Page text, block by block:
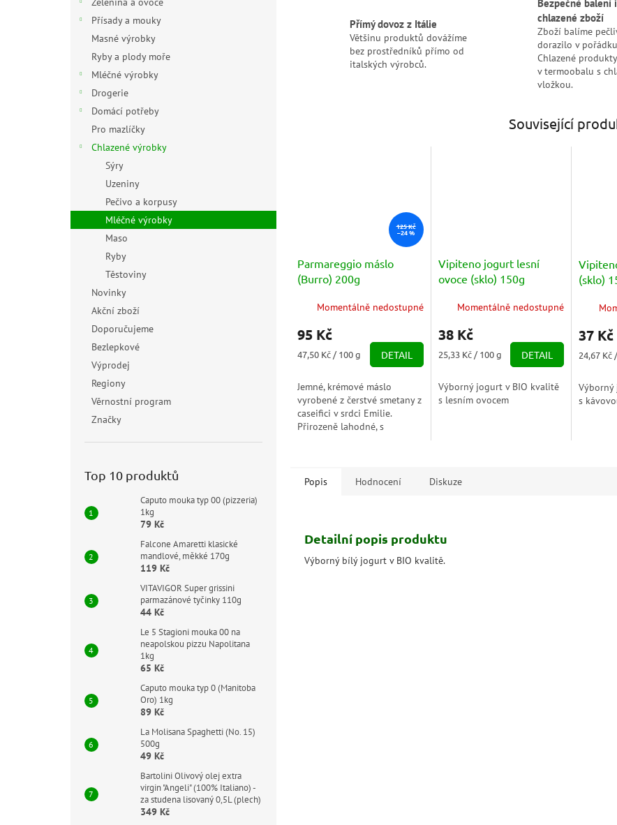
Přísady a mouky
Masné výrobky
Ryby a plody moře
Mléčné výrobky
Drogerie
Domácí potřeby
Pro mazlíčky
Chlazené výrobky
Sýry
Uzeniny
Pečivo a korpusy
Mléčné výrobky
Maso
Ryby
Těstoviny
Novinky
Akční zboží
Doporučujeme
Bezlepkové
Výprodej
Regiony
Věrnostní program
Značky
Top 10 produktů
Caputo mouka typ 00 (pizzeria)
1kg
79 Kč
Falcone Amaretti klasické
mandlové, měkké 170g
119 Kč
VITAVIGOR Super grissini
parmazánové tyčinky 110g
44 Kč
Le 5 Stagioni mouka 00 na
neapolskou pizzu Napolitana
1kg
65 Kč
Caputo mouka typ 0 (Manitoba
Oro) 1kg
89 Kč
La Molisana Spaghetti (No. 15)
500g
49 Kč
Bartolini Olivový olej extra
virgin "Angeli" (100% Italiano) -
za studena lisovaný 0,5L (plech)
349 Kč
Přímý dovoz z Itálie
Většinu produktů dovážíme
bez prostředníků přímo od
italských výrobců.
Bezpečné balení
chlazené zboží
Zboží balíme
dorazilo v
Chlazené
v termoobalu s
vložkou.
Související
125 Kč
–24 %
Parmareggio máslo
(Burro) 200g
Momentálně nedostupné
95 Kč
Měrná
47,50 Kč / 100 g DETAIL
Jemné, krémové máslo
vyrobené z čerstvé smetany z
caseifici v srdci Emilie.
Přirozeně lahodné, s
Vipiteno jogurt lesní
ovoce (sklo) 150g
Momentálně nedostupné
38 Kč
Měrná
25,33 Kč / 100 g DETAIL
Výborný jogurt v BIO kvalitě
s lesním ovocem
(sklo)
37 Kč
Měrná
24,67 Kč
s
Popis Hodnocení Diskuze
Detailní popis produktu
Výborný bílý jogurt v BIO kvalitě.